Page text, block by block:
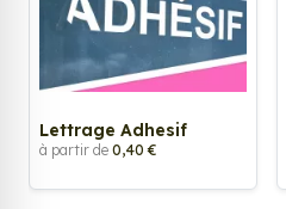
Lettrage Adhesif
à partir de 0,40 €